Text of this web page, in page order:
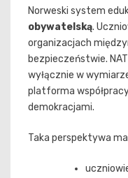
Norweski system
obywatelską.
organizacjach
bezpieczeństwie.
wyłącznie w
platforma
demokracjami.
Taka perspektywa